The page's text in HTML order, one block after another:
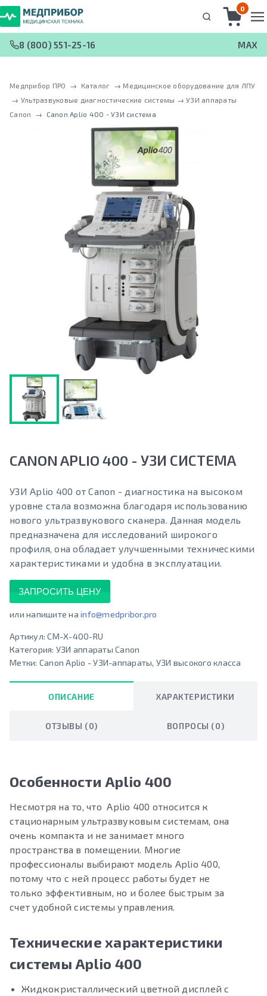
0
8 (800) 551-25-16 MAX
Медприбор ПРО → Каталог → Медицинское оборудование для ЛПУ
→ Ультразвуковые диагностические системы → УЗИ аппараты
Canon
→ Canon Aplio 400 - УЗИ система
CANON APLIO 400 - УЗИ СИСТЕМА
УЗИ Aplio 400 от Canon - диагностика на высоком
уровне стала возможна благодаря использованию
нового ультразвукового сканера. Данная модель
предназначена для исследований широкого
профиля, она обладает улучшенными техническими
характеристиками и удобна в эксплуатации.
ЗАПРОСИТЬ ЦЕНУ
или напишите на info@medpribor.pro
Артикул:CM-X-400-RU
Категория: УЗИ аппараты Canon
Метки: Canon Aplio - УЗИ-аппараты, УЗИ высокого класса
ОПИСАНИЕ ХАРАКТЕРИСТИКИ
ОТЗЫВЫ (0) ВОПРОСЫ (0)
Особенности Aplio 400
Несмотря на то, что Aplio 400 относится к
стационарным ультразвуковым системам, она
очень компакта и не занимает много
пространства в помещении. Многие
профессионалы выбирают модель Aplio 400,
потому что с ней процесс работы будет не
только эффективным, но и более быстрым за
счет удобной системы управления.
Технические характеристики
системы Aplio 400
Жидкокристаллический цветной дисплей с